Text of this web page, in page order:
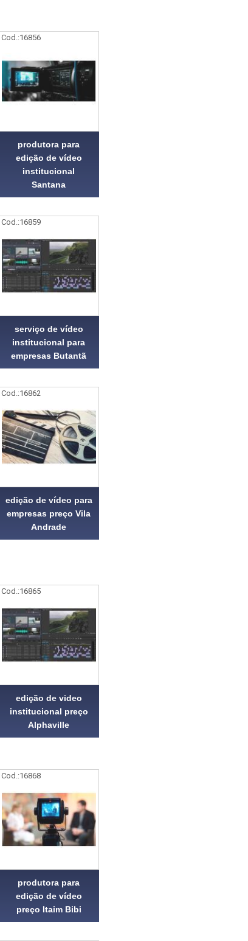
Cod.:16856
produtora para
edição de vídeo
institucional
Santana
Cod.:16859
serviço de vídeo
institucional para
empresas Butantã
Cod.:16862
edição de vídeo para
empresas preço Vila
Andrade
Cod.:16865
edição de video
institucional preço
Alphaville
Cod.:16868
produtora para
edição de vídeo
preço Itaim Bibi